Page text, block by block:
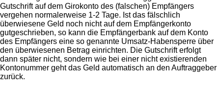
Gutschrift auf dem Girokonto des (falschen) Empfängers
vergehen normalerweise 1-2 Tage. Ist das fälschlich
überwiesene Geld noch nicht auf dem Empfängerkonto
gutgeschrieben, so kann die Empfängerbank auf dem Konto
des Empfängers eine so genannte Umsatz-Habensperre über
den überwiesenen Betrag einrichten. Die Gutschrift erfolgt
dann später nicht, sondern wie bei einer nicht existierenden
Kontonummer geht das Geld automatisch an den Auftraggeber
zurück.